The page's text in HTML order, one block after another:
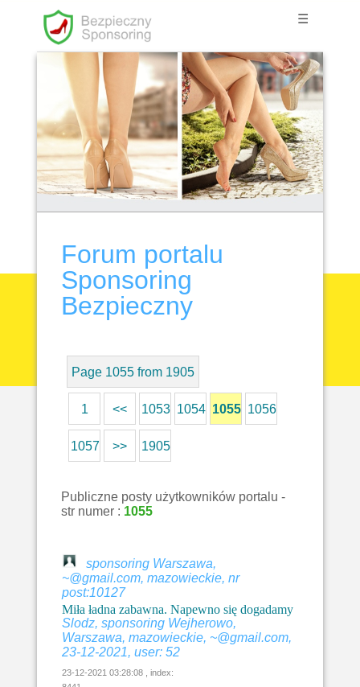
☰
Forum portalu
Sponsoring
Bezpieczny
Page 1055 from 1905
1 << 1053 1054 1055 1056
1057 >> 1905
Publiczne posty użytkowników portalu -
str numer : 1055
sponsoring Warszawa,
~@gmail.com, mazowieckie, nr
post:10127
Miła ładna zabawna. Napewno się dogadamy
Slodz, sponsoring Wejherowo,
Warszawa, mazowieckie, ~@gmail.com,
23-12-2021, user: 52
23-12-2021 03:28:08 , index: